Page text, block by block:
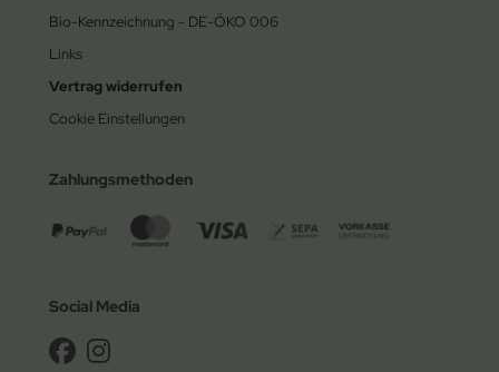
Bio-Kennzeichnung - DE-ÖKO 006
Links
Vertrag widerrufen
Cookie Einstellungen
Zahlungsmethoden
Social Media